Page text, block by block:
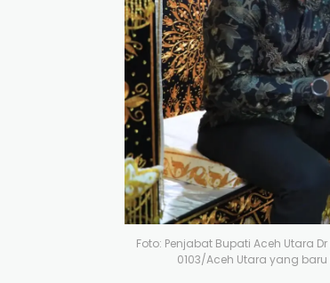
Foto: Penjabat Bupati Aceh Utara
0103/Aceh Utara yang baru